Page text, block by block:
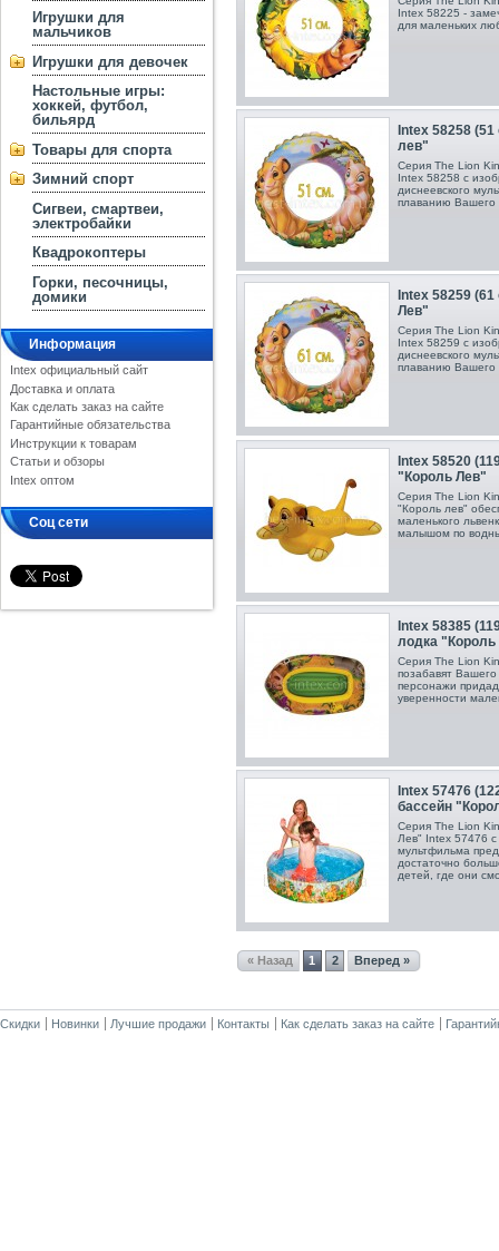
Игрушки для
мальчиков
Игрушки для девочек
Настольные игры:
хоккей, футбол,
бильярд
Товары для спорта
Зимний спорт
Сигвеи, смартвеи,
электробайки
Квадрокоптеры
Горки, песочницы,
домики
Информация
Intex официальный сайт
Доставка и оплата
Как сделать заказ на сайте
Гарантийные обязательства
Инструкции к товарам
Статьи и обзоры
Intex оптом
Соц сети
Intex 58225 -
для маленьких
Intex 58258
лев"
Серия The Lion
Intex 58258 с
диснеевского
плаванию Вашего
Intex 58259
Лев"
Серия The Lion
Intex 58259 с
диснеевского
плаванию Вашего
Intex 58520
"Король Лев"
Серия The Lion
"Король лев"
маленького
малышом по
Intex 58385
лодка "Король
Серия The Lion
позабавят
персонажи
уверенности
Intex 57476
бассейн
Серия The Lion
Лев" Intex 57476 с
мультфильма
достаточно
детей, где они
« Назад 1 2 Вперед »
Скидки Новинки Лучшие продажи Контакты Как сделать заказ на сайте